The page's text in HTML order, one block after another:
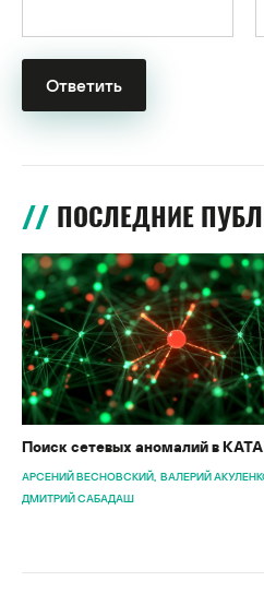
ПОСЛЕДНИЕ
Поиск сетевых аномалий в KATA
АРСЕНИЙ ВЕСНОВСКИЙ ВАЛЕРИЙ
ДМИТРИЙ САБАДАШ